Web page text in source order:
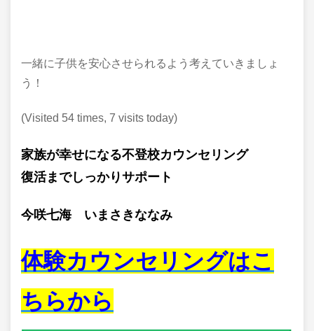
一緒に子供を安心させられるよう考えていきましょ
う！
(Visited 54 times, 7 visits today)
家族が幸せになる不登校カウンセリング
復活までしっかりサポート
今咲七海 いまさきななみ
体験カウンセリングはこ
ちらから